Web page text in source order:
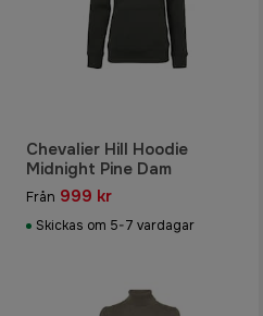
Chevalier Hill Hoodie
Midnight Pine Dam
Från 999 kr
Skickas om 5-7 vardagar